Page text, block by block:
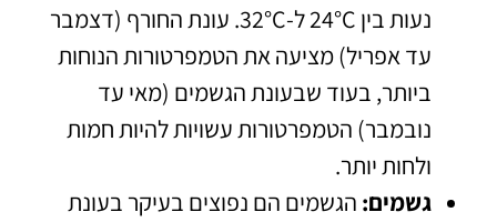
נעות בין 24°C ל-32°C. עונת החורף (דצמבר
עד אפריל) מציעה את הטמפרטורות הנוחות
ביותר, בעוד שבעונת הגשמים (מאי עד
נובמבר) הטמפרטורות עשויות להיות חמות
ולחות יותר.
גשמים: הגשמים הם נפוצים בעיקר בעונת